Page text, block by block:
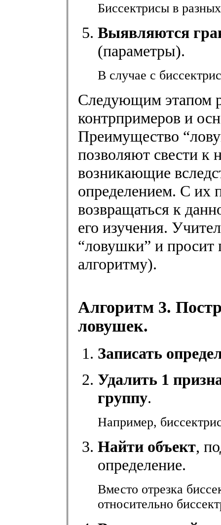
Биссектрисы в
Выявляются
(параметры).
В случае с
Следующим этапом
контрпримеров и
Преимущество
позволяют свести к
возникающие
определением. С
возвращаться к
его изучения.
“ловушки” и просит
алгоритму).
Алгоритм 3.
ловушек.
Записать
Удалить 1
группу.
Например,
Найти объект,
определение.
Вместо отрезка
относительно